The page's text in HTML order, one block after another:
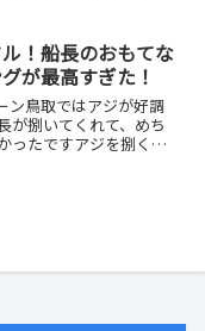
！船長のおもてな
が最高すぎた！
ン鳥取ではアジが好調
が捌いてくれて、めち
ったですアジを捌く参